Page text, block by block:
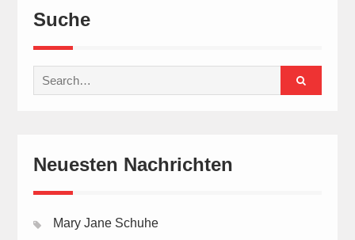
Suche
Search
for:
Neuesten Nachrichten
Mary Jane Schuhe